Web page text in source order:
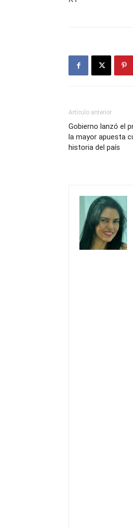
Artículo anterior
Gobierno lanzó el
la mayor apuesta
historia del país